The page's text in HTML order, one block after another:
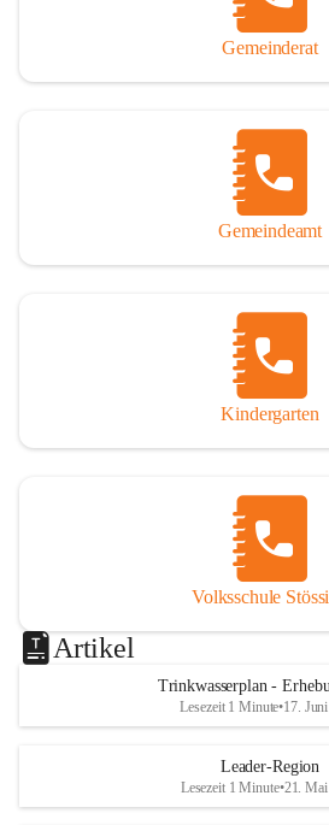
Gemeinderat
Gemeindeamt
Kindergarten
Volksschule
Artikel
Trinkwasserplan -
Lesezeit 1 Minute•17.
Leader-Region
Lesezeit 1 Minute•21.